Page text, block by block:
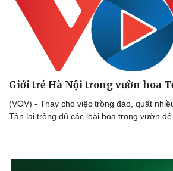
Giới trẻ Hà Nội trong vườn hoa
(VOV) - Thay cho việc trồng đào, quất
Tân lại trồng đủ các loài hoa trong vườn